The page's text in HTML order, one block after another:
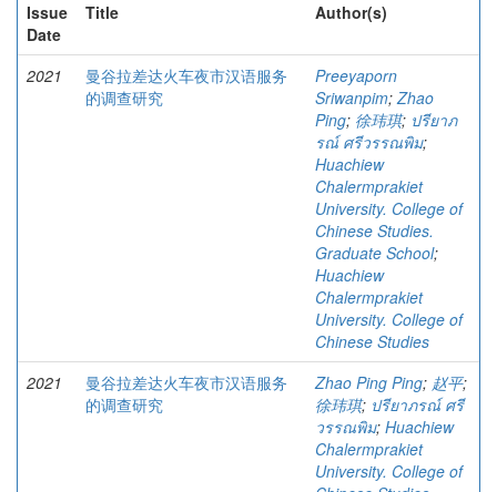
Issue
Date
Title Author(s)
2021
曼谷拉差达火车夜市汉语服务
的调查研究
Preeyaporn
Sriwanpim;Zhao
Ping; 徐玮琪; ปรียาภ
รณ์ ศรีวรรณพิม;
Huachiew
Chalermprakiet
University. College of
Chinese Studies.
Graduate School;
Huachiew
Chalermprakiet
University. College of
Chinese Studies
2021
曼谷拉差达火车夜市汉语服务
的调查研究
Zhao Ping Ping; 赵平;
徐玮琪; ปรียาภรณ์ ศรี
วรรณพิม; Huachiew
Chalermprakiet
University. College of